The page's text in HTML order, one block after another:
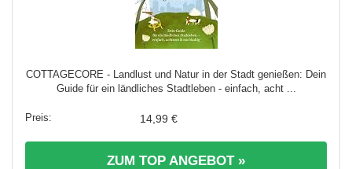
COTTAGECORE - Landlust und Natur in der Stadt genießen: Dein
Guide für ein ländliches Stadtleben - einfach, acht ...
14,99 €
ZUM TOP ANGEBOT »